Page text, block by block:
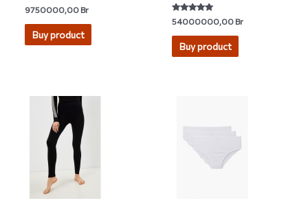
Rated
5.00
out of 5
9750000,00Br
Buy product
Rated
5.00
out of 5
54000000,00Br
Buy product